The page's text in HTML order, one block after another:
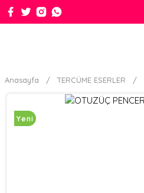
Anasayfa TERCÜME ESERLER
Yeni